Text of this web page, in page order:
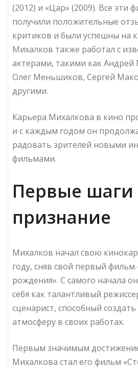
(2012) и «Цар» (2009). Все эти
получили положительные
критиков и были успешны на
Михалков также работал с
актерами, такими как
Олег Меньшиков, Сергей
другими.
Карьера Михалкова в кино
и с каждым годом он
радовать зрителей новыми
фильмами.
Первые шаги
признание
Михалков начал свою
году, сняв свой первый фильм
рождения». С самого начала
себя как талантливый
сценарист, способный
атмосферу в своих работах.
Первым значимым
Михалкова стал его фильм